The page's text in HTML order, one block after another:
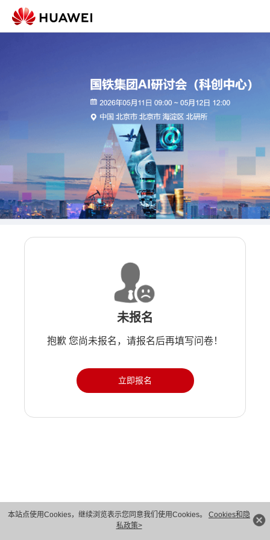
本站点使用Cookies，继续浏览表示您同意我们使用Cookies。 Cookies和隐
私政策>
未报名
抱歉 您尚未报名，请报名后再填写问卷！
立即报名
版权所有 © 华为技术有限公司 1998-2026。 保留一切权利。粤A2-20044005号
隐私保护
法律声明